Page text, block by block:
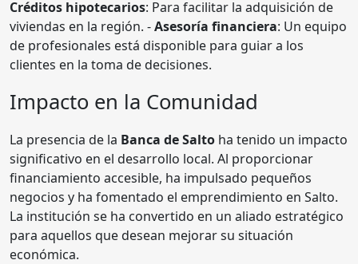
Créditos hipotecarios: Para facilitar la adquisición de
viviendas en la región. -Asesoría financiera: Un equipo
de profesionales está disponible para guiar a los
clientes en la toma de decisiones.
Impacto en la Comunidad
La presencia de la Banca de Salto ha tenido un impacto
significativo en el desarrollo local. Al proporcionar
financiamiento accesible, ha impulsado pequeños
negocios y ha fomentado el emprendimiento en Salto.
La institución se ha convertido en un aliado estratégico
para aquellos que desean mejorar su situación
económica.